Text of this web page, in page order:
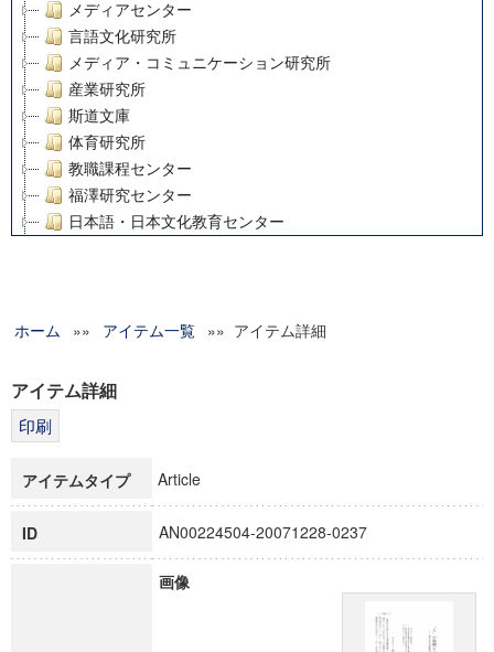
メディアセンター
言語文化研究所
メディア・コミュニケーション研究所
産業研究所
斯道文庫
体育研究所
教職課程センター
福澤研究センター
日本語・日本文化教育センター
グローバルリサーチインスティテュート
科学研究費補助金研究成果報告書
博士課程教育リーディングプログラム「超成熟社会発展のサ
ホーム »» アイテム一覧 »» アイテム詳細
アイテム詳細
アイテムタイプ Article
ID AN00224504-20071228-0237
画像